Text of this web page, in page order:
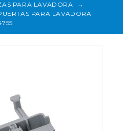
PARA LAVADORA
→
PARA LAVADORA